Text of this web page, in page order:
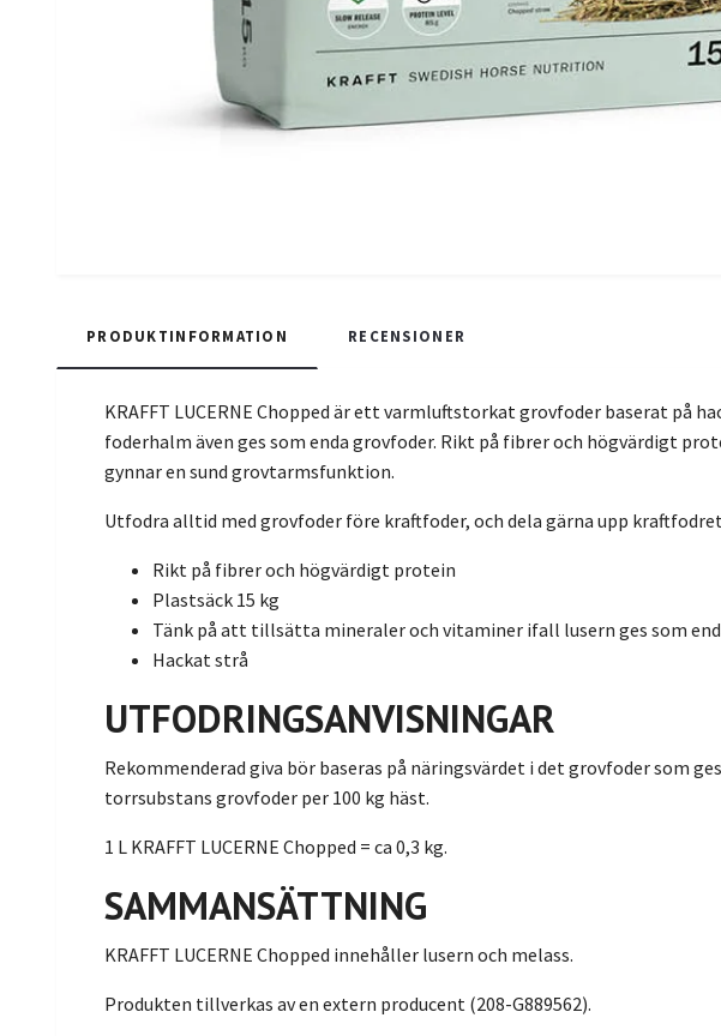
PRODUKTINFORMATION RECENSIONER
KRAFFT LUCERNE Chopped är ett varmluftstorkat grovfoder baserat på
foderhalm även ges som enda grovfoder. Rikt på fibrer och högvärdigt
gynnar en sund grovtarmsfunktion.
Utfodra alltid med grovfoder före kraftfoder, och dela gärna upp
Rikt på fibrer och högvärdigt protein
Plastsäck 15 kg
Tänk på att tillsätta mineraler och vitaminer ifall lusern ges som
Hackat strå
UTFODRINGSANVISNINGAR
Rekommenderad giva bör baseras på näringsvärdet i det grovfoder som
torrsubstans grovfoder per 100 kg häst.
1 L KRAFFT LUCERNE Chopped = ca 0,3 kg.
SAMMANSÄTTNING
KRAFFT LUCERNE Chopped innehåller lusern och melass.
Produkten tillverkas av en extern producent (208-G889562).